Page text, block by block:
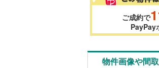
ご成約で
PayPay
物件画像や間